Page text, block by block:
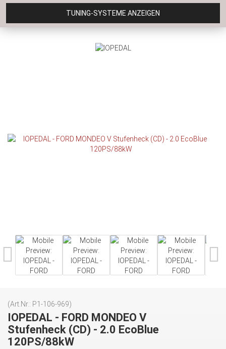
TUNING-SYSTEME ANZEIGEN
(Art.Nr.: P1-106-969)
IOPEDAL - FORD MONDEO V
Stufenheck (CD) - 2.0 EcoBlue
120PS/88kW